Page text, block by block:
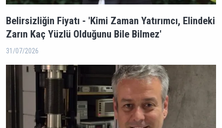
Belirsizliğin Fiyatı - 'Kimi Zaman Yatırımcı, Elindeki
Zarın Kaç Yüzlü Olduğunu Bile Bilmez'
31/07/2026